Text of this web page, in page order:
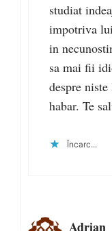
studiat
impotriva
in
sa mai fii
despre
habar. Te
Încarc...
Adrian